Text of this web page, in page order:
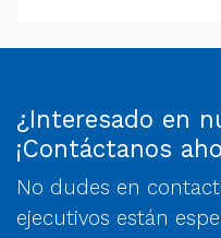
¿Interesado en
¡Contáctanos
No dudes en
ejecutivos están